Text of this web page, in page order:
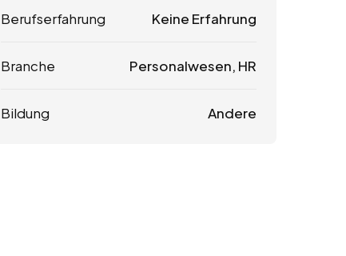
Berufserfahrung Keine Erfahrung
Branche Personalwesen, HR
Bildung Andere